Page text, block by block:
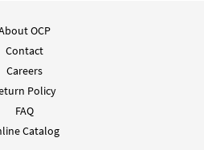
OCP
Contact
Careers
Policy
FAQ
Catalog